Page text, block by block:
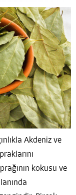
Akdeniz ve
kokusu ve